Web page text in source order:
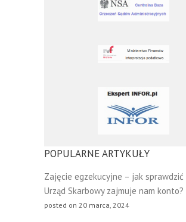
POPULARNE ARTYKUŁY
Zajęcie egzekucyjne – jak sprawdzić
Urząd Skarbowy zajmuje nam konto?
posted on 20 marca, 2024